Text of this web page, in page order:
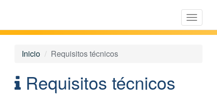
Toggle
Licitación Electrónica
Inicio Requisitos técnicos
Requisitos técnicos